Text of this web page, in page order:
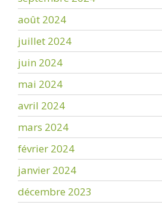
août 2024
juillet 2024
juin 2024
mai 2024
avril 2024
mars 2024
février 2024
janvier 2024
décembre 2023